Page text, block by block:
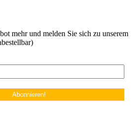
mehr und melden Sie sich zu unserem